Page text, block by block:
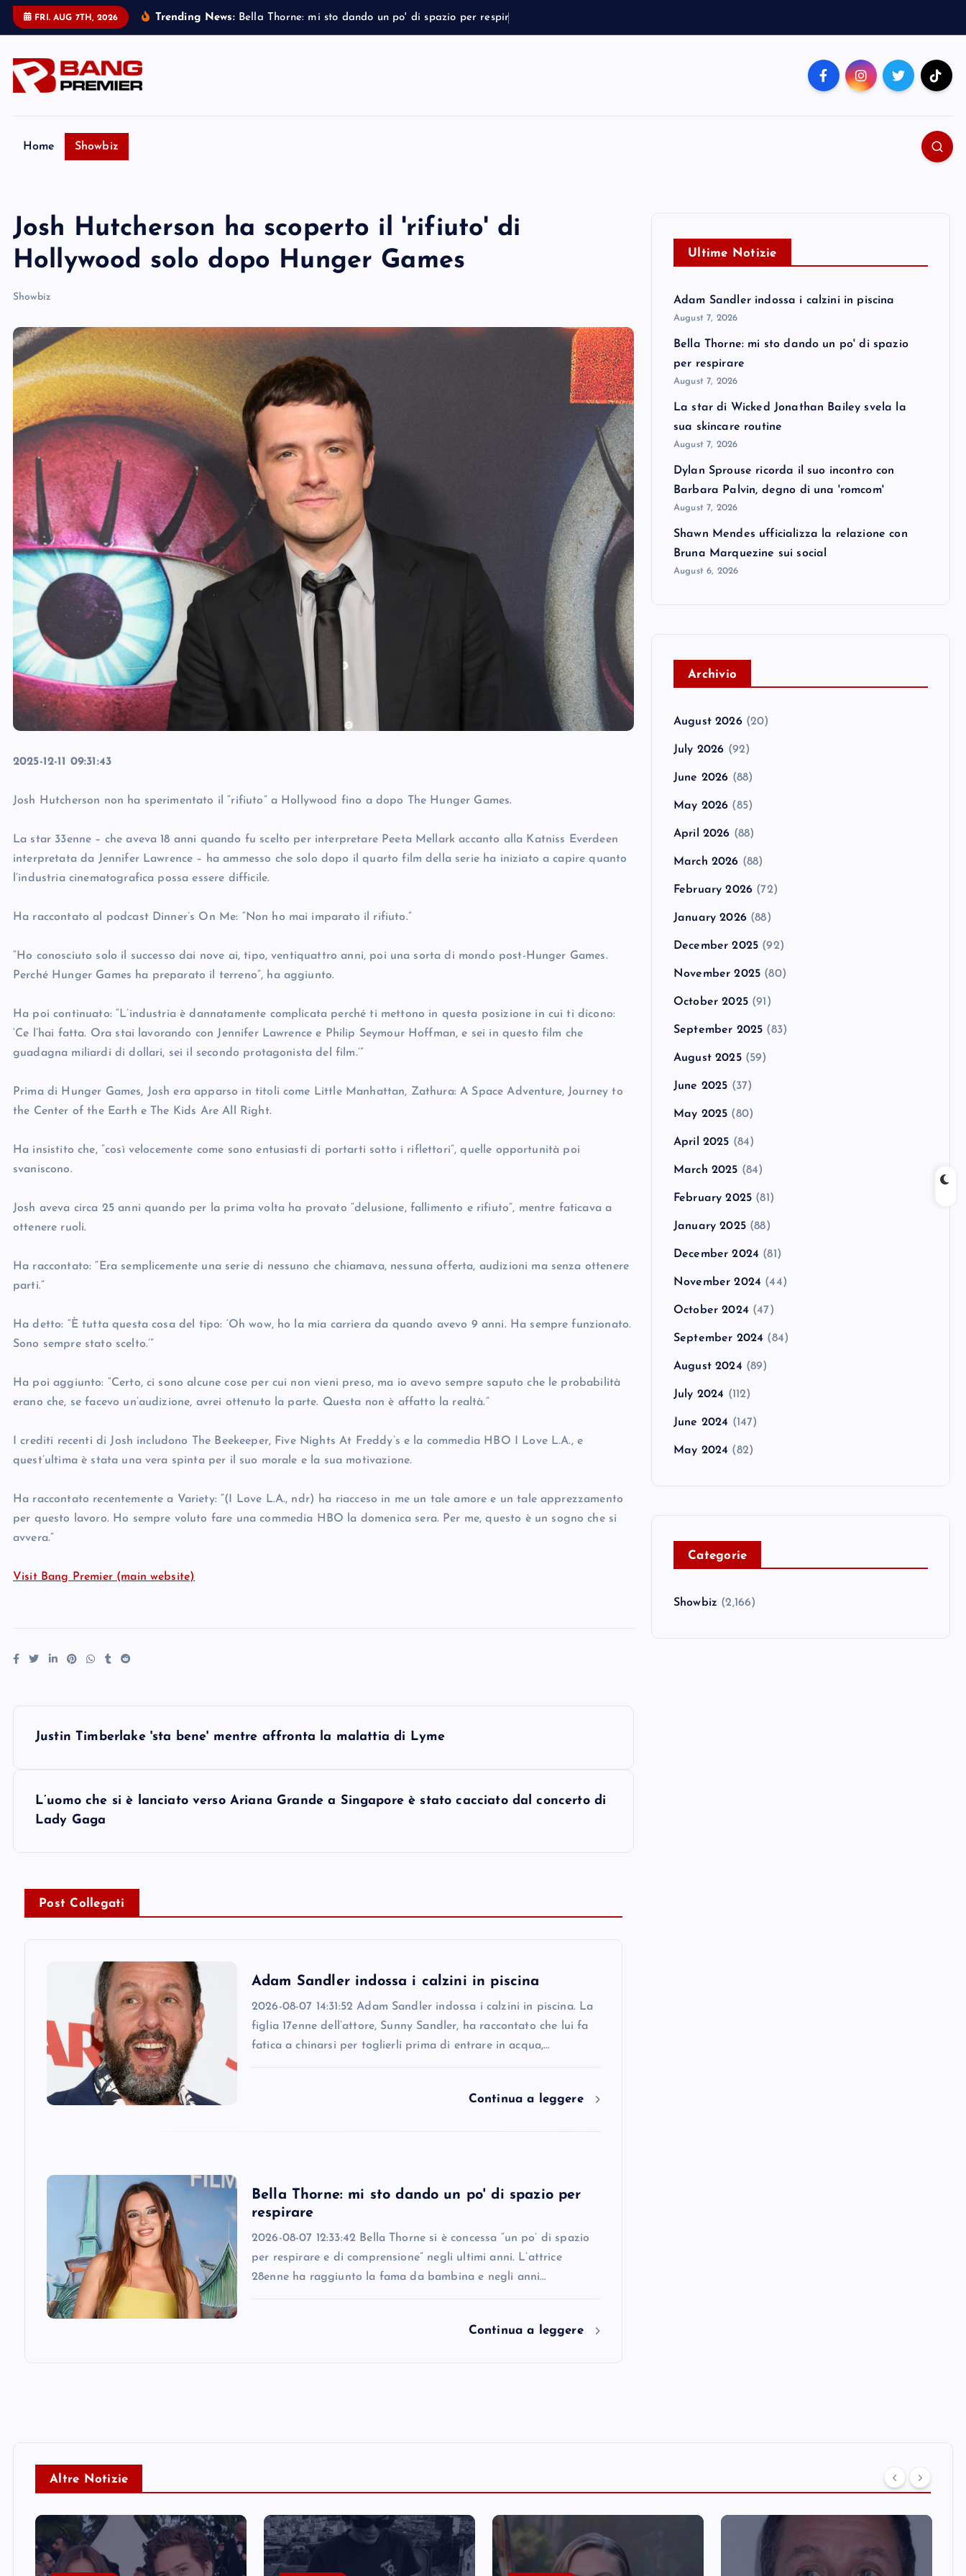
FRI. AUG 7TH, 2026 Trending News: Be a T horne: m i sto dando un po' d i spazio per respir
Home Showbiz
Josh Hutcherson ha scoperto il 'rifiuto' di
Hollywood solo dopo Hunger Games
Showbiz
2025-12-11 09:31:43
Josh Hutcherson non ha sperimentato il “rifiuto” a Hollywood fino a dopo The Hunger Games.
La star 33enne – che aveva 18 anni quando fu scelto per interpretare Peeta Mellark accanto alla Katniss Everdeen
interpretata da Jennifer Lawrence – ha ammesso che solo dopo il quarto film della serie ha iniziato a capire quanto
l’industria cinematografica possa essere difficile.
Ha raccontato al podcast Dinner’s On Me: “Non ho mai imparato il rifiuto.”
“Ho conosciuto solo il successo dai nove ai, tipo, ventiquattro anni, poi una sorta di mondo post-Hunger Games.
Perché Hunger Games ha preparato il terreno”, ha aggiunto.
Ha poi continuato: “L’industria è dannatamente complicata perché ti mettono in questa posizione in cui ti dicono:
‘Ce l’hai fatta. Ora stai lavorando con Jennifer Lawrence e Philip Seymour Hoffman, e sei in questo film che
guadagna miliardi di dollari, sei il secondo protagonista del film.’”
Prima di Hunger Games, Josh era apparso in titoli come Little Manhattan, Zathura: A Space Adventure, Journey to
the Center of the Earth e The Kids Are All Right.
Ha insistito che, “così velocemente come sono entusiasti di portarti sotto i riflettori”, quelle opportunità poi
svaniscono.
Josh aveva circa 25 anni quando per la prima volta ha provato “delusione, fallimento e rifiuto”, mentre faticava a
ottenere ruoli.
Ha raccontato: “Era semplicemente una serie di nessuno che chiamava, nessuna offerta, audizioni ma senza ottenere
parti.”
Ha detto: “È tutta questa cosa del tipo: ‘Oh wow, ho la mia carriera da quando avevo 9 anni. Ha sempre funzionato.
Sono sempre stato scelto.’”
Ha poi aggiunto: “Certo, ci sono alcune cose per cui non vieni preso, ma io avevo sempre saputo che le probabilità
erano che, se facevo un’audizione, avrei ottenuto la parte. Questa non è affatto la realtà.”
I crediti recenti di Josh includono The Beekeeper, Five Nights At Freddy’s e la commedia HBO I Love L.A., e
quest’ultima è stata una vera spinta per il suo morale e la sua motivazione.
Ha raccontato recentemente a Variety: “(I Love L.A., ndr) ha riacceso in me un tale amore e un tale apprezzamento
per questo lavoro. Ho sempre voluto fare una commedia HBO la domenica sera. Per me, questo è un sogno che si
avvera.”
Visit Bang Premier (main website)
n
a
Justin Timberlake 'sta bene' mentre affronta la malattia di Lyme
L’uomo che si è lanciato verso Ariana Grande a Singapore è stato cacciato dal concerto di
Lady Gaga
Post Collegati
Adam Sandler indossa i calzini in piscina
2026-08-07 14:31:52 Adam Sandler indossa i calzini in piscina. La
figlia 17enne dell’attore, Sunny Sandler, ha raccontato che lui fa
fatica a chinarsi per toglierli prima di entrare in acqua,…
Continua a leggere
Bella Thorne: mi sto dando un po' di spazio per
respirare
2026-08-07 12:33:42 Bella Thorne si è concessa “un po’ di spazio
per respirare e di comprensione” negli ultimi anni. L’attrice
28enne ha raggiunto la fama da bambina e negli anni…
Continua a leggere
Ultime Notizie
Adam Sandler indossa i calzini in piscina
August 7, 2026
Bella Thorne: mi sto dando un po' di spazio
per respirare
August 7, 2026
La star di Wicked Jonathan Bailey svela la
sua skincare routine
August 7, 2026
Dylan Sprouse ricorda il suo incontro con
Barbara Palvin, degno di una 'romcom'
August 7, 2026
Shawn Mendes ufficializza la relazione con
Bruna Marquezine sui social
August 6, 2026
Archivio
August 2026(20)
July 2026 (92)
June 2026 (88)
May 2026 (85)
April 2026 (88)
March 2026 (88)
February 2026 (72)
January 2026(88)
December 2025 (92)
November 2025 (80)
October 2025(91)
September 2025 (83)
August 2025(59)
June 2025 (37)
May 2025 (80)
April 2025 (84)
March 2025 (84)
February 2025 (81)
January 2025(88)
December 2024 (81)
November 2024 (44)
October 2024 (47)
September 2024 (84)
August 2024 (89)
July 2024 (112)
June 2024 (147)
May 2024 (82)
Categorie
Showbiz (2,166)
Altre Notizie